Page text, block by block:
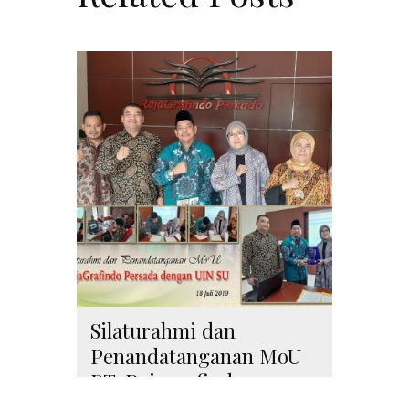
Silaturahmi dan
Penandatanganan MoU
PT. Rajagrafindo